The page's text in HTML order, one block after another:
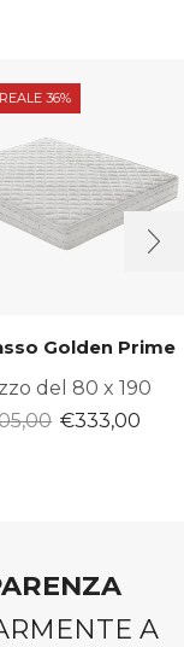
36%
Golden Prime
del 80 x 190
Il
€333,00
A